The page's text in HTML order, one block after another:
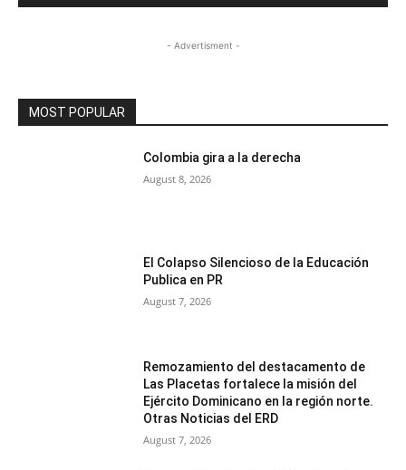
- Advertisment -
MOST POPULAR
Colombia gira a la derecha
August 8, 2026
El Colapso Silencioso de la Educación
Publica en PR
August 7, 2026
Remozamiento del destacamento de
Las Placetas fortalece la misión del
Ejército Dominicano en la región norte.
Otras Noticias del ERD
August 7, 2026